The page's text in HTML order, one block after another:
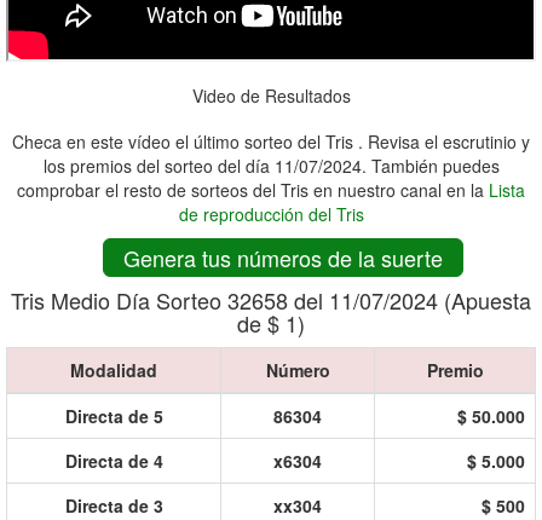
Video de Resultados
Checa en este vídeo el último sorteo del Tris . Revisa el escrutinio y
los premios del sorteo del día 11/07/2024. También puedes
comprobar el resto de sorteos del Tris en nuestro canal en la Lista
de reproducción del Tris
Genera tus números de la suerte
Tris Medio Día Sorteo 32658 del 11/07/2024 (Apuesta
de $ 1)
Modalidad Número
Premio
Directa de 5
86304
$ 50.000
Directa de 4
x6304
$ 5.000
Directa de 3
xx304
$ 500